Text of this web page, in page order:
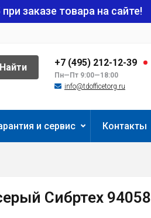
при заказе товара на сайте!
+7 (495) 212-12-39
Пн—Пт 9:00—18:00
info@tdofficetorg.ru
Найти
и сервис Контакты
Сибртех 94058